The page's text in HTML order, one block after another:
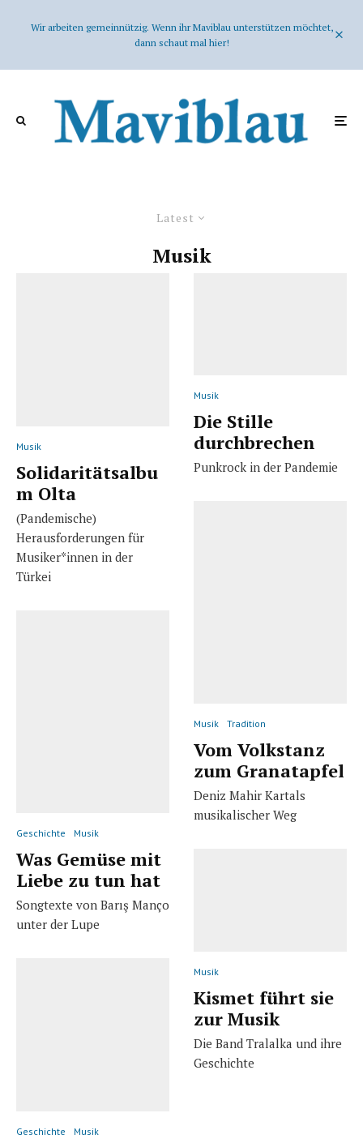
Wir arbeiten gemeinnützig. Wenn ihr Maviblau unterstützen möchtet,
dann schaut mal hier!
Latest
Musik
Musik
Solidaritätsalbu
m Olta
(Pandemische)
Herausforderungen für
Musiker*innen in der
Türkei
Geschichte Musik
Was Gemüse mit
Liebe zu tun hat
Songtexte von Barış Manço
unter der Lupe
Geschichte Musik
Musik
Die Stille
durchbrechen
Punkrock in der Pandemie
Musik Tradition
Vom Volkstanz
zum Granatapfel
Deniz Mahir Kartals
musikalischer Weg
Musik
Kismet führt sie
zur Musik
Die Band Tralalka und ihre
Geschichte